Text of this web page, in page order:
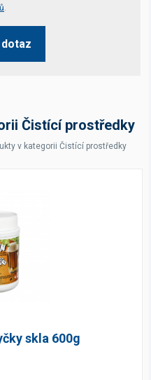
.
Čistící prostředky
v kategorii Čistící prostředky
skla 600g